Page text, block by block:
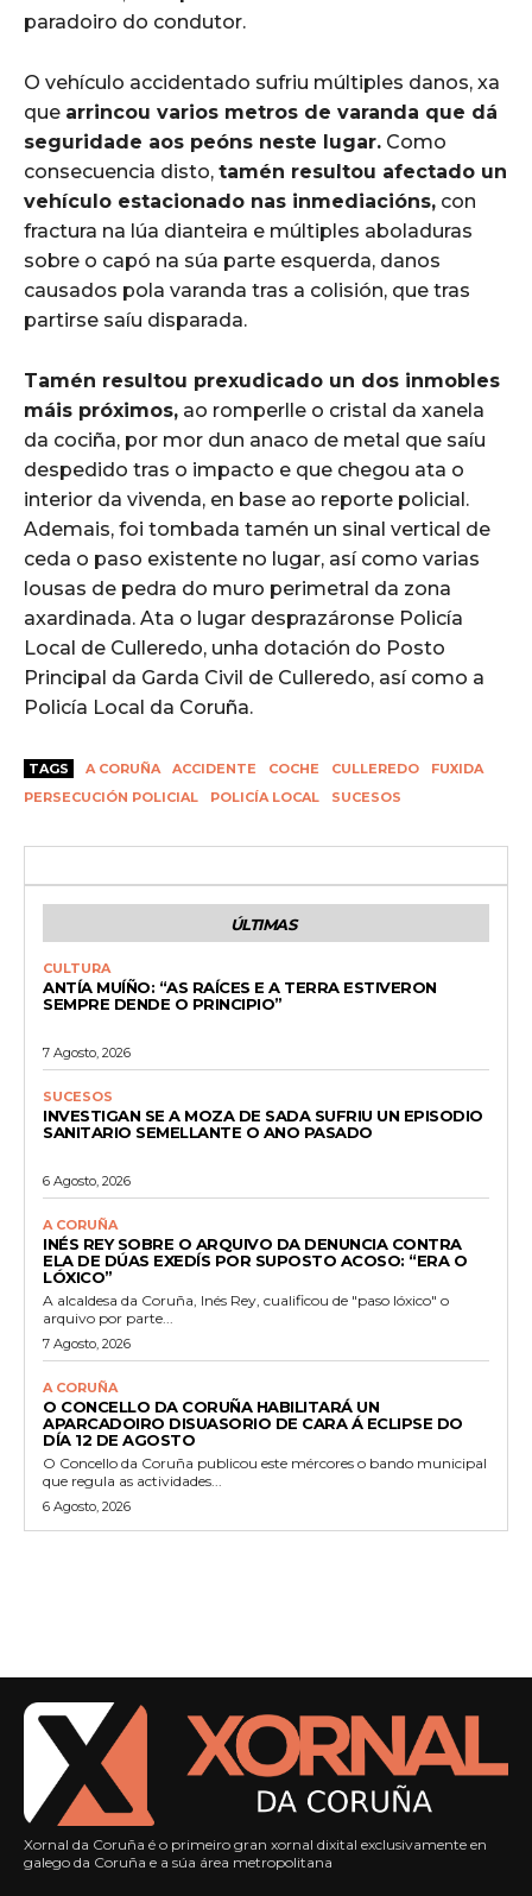
paradoiro do condutor.
O vehículo accidentado sufriu múltiples danos, xa
que arrincou varios metros de varanda que dá
seguridade aos peóns neste lugar. Como
consecuencia disto, tamén resultou afectado un
vehículo estacionado nas inmediacións, con
fractura na lúa dianteira e múltiples aboladuras
sobre o capó na súa parte esquerda, danos
causados pola varanda tras a colisión, que tras
partirse saíu disparada.
Tamén resultou prexudicado un dos inmobles
máis próximos, ao romperlle o cristal da xanela
da cociña, por mor dun anaco de metal que saíu
despedido tras o impacto e que chegou ata o
interior da vivenda, en base ao reporte policial.
Ademais, foi tombada tamén un sinal vertical de
ceda o paso existente no lugar, así como varias
lousas de pedra do muro perimetral da zona
axardinada. Ata o lugar desprazáronse Policía
Local de Culleredo, unha dotación do Posto
Principal da Garda Civil de Culleredo, así como a
Policía Local da Coruña.
TAGS A CORUÑA ACCIDENTE COCHE CULLEREDO
FUXIDA
PERSECUCIÓN POLICIAL
POLICÍA LOCAL SUCESOS
ÚLTIMAS
CULTURA
ANTÍA MUÍÑO: “AS RAÍCES E A TERRA ESTIVERON
SEMPRE DENDE O PRINCIPIO”
7 Agosto, 2026
SUCESOS
INVESTIGAN SE A MOZA DE SADA SUFRIU UN EPISODIO
SANITARIO SEMELLANTE O ANO PASADO
6 Agosto, 2026
A CORUÑA
INÉS REY SOBRE O ARQUIVO DA DENUNCIA CONTRA
ELA DE DÚAS EXEDÍS POR SUPOSTO ACOSO: “ERA O
LÓXICO”
A alcaldesa da Coruña, Inés Rey, cualificou de "paso lóxico" o
arquivo por parte...
7 Agosto, 2026
A CORUÑA
O CONCELLO DA CORUÑA HABILITARÁ UN
APARCADOIRO DISUASORIO DE CARA Á ECLIPSE DO
DÍA 12 DE AGOSTO
O Concello da Coruña publicou este mércores o bando municipal
que regula as actividades...
6 Agosto, 2026
Xornal da Coruña é o primeiro gran xornal dixital exclusivamente en
galego da Coruña e a súa área metropolitana